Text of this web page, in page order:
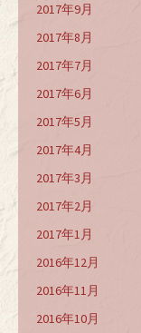
2017年9月
2017年8月
2017年7月
2017年6月
2017年5月
2017年4月
2017年3月
2017年2月
2017年1月
2016年12月
2016年11月
2016年10月